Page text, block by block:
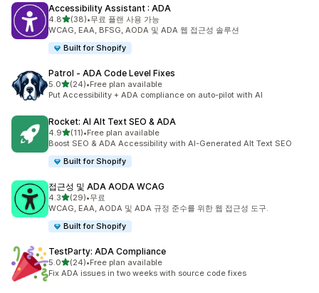
Accessibility Assistant : ADA
4.8별 5개 중
(38)
총 리뷰 38개
•무료 플랜 사용 가능
WCAG, EAA, BFSG, AODA 및 ADA 웹 접근성 솔루션
Built for Shopify
Patrol ‑ ADA Code Level Fixes
5.0별 5개 중
(24)
총 리뷰 24개
•Free plan available
Put Accessibility + ADA compliance on auto-pilot with AI
Rocket: AI Alt Text SEO & ADA
4.9별 5개 중
(11)
총 리뷰 11개
•Free plan available
Boost SEO & ADA Accessibility with AI-Generated Alt Text SEO
Built for Shopify
접근성 및 ADA AODA WCAG
4.3별 5개 중
(29)
총 리뷰 29개
•무료
WCAG, EAA, AODA 및 ADA 규정 준수를 위한 웹 접근성 도구.
Built for Shopify
TestParty: ADA Compliance
5.0별 5개 중
(24)
총 리뷰 24개
•Free plan available
Fix ADA issues in two weeks with source code fixes